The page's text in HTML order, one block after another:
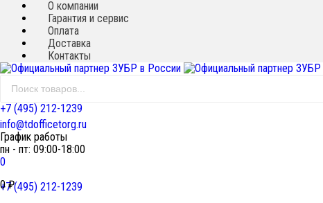
О компании
Гарантия и сервис
Оплата
Доставка
Контакты
+7 (495) 212-1239
info@tdofficetorg.ru
График работы
пн - пт: 09:00-18:00
0
0₽
+7 (495) 212-1239